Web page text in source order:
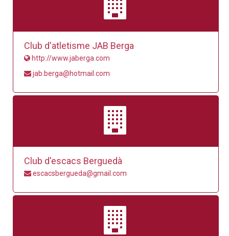
Club d'atletisme JAB Berga
http://www.jaberga.com
jab.berga@hotmail.com
Club d'escacs Berguedà
escacsbergueda@gmail.com